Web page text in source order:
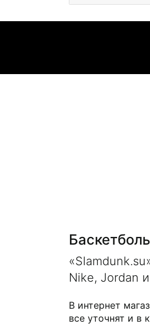
Nike, Jordan
В интернет
все уточнят и в